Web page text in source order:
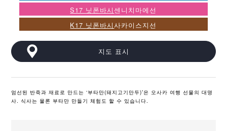
S17 닛폰바시센니치마에선
K17 닛폰바시사카이스지선
지도 표시
엄선된 반죽과 재료로 만드는 ‘부타만(돼지고기만두)’은 오사카 여행 선물의 대명
사. 식사는 물론 부타만 만들기 체험도 할 수 있습니다.